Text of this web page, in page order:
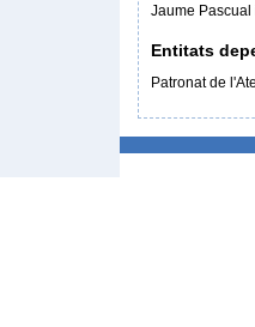
Jaume Pascual
Entitats
Patronat de